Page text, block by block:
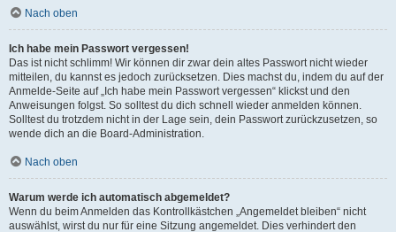
Nach oben
Ich habe mein Passwort vergessen!
Das ist nicht schlimm! Wir können dir zwar dein altes Passwort nicht wieder
mitteilen, du kannst es jedoch zurücksetzen. Dies machst du, indem du auf der
Anmelde-Seite auf „Ich habe mein Passwort vergessen“ klickst und den
Anweisungen folgst. So solltest du dich schnell wieder anmelden können.
Solltest du trotzdem nicht in der Lage sein, dein Passwort zurückzusetzen, so
wende dich an die Board-Administration.
Nach oben
Warum werde ich automatisch abgemeldet?
Wenn du beim Anmelden das Kontrollkästchen „Angemeldet bleiben“ nicht
auswählst, wirst du nur für eine Sitzung angemeldet. Dies verhindert den